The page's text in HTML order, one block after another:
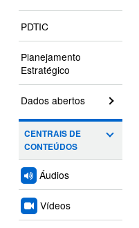
PDTIC
Planejamento
Estratégico
Dados abertos
CENTRAIS DE
CONTEÚDOS
Áudios
Vídeos